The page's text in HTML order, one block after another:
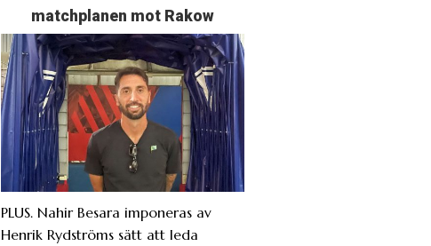
matchplanen mot Rakow
PLUS. Nahir Besara imponeras av
Henrik Rydströms sätt att leda